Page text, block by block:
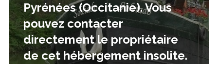
Pyrénées (Occitanie). Vous
pouvez contacter
directement le propriétaire
de cet hébergement insolite.